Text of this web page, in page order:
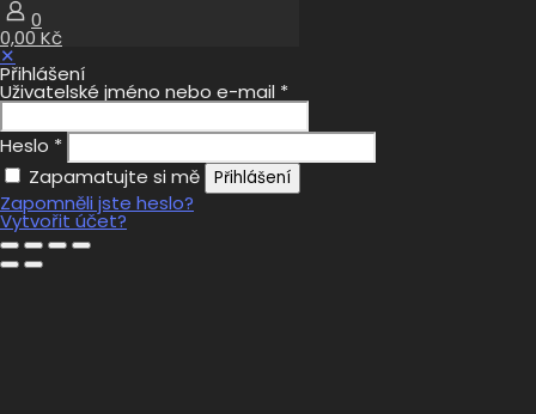
0
0,00 Kč
✕
Přihlášení
Uživatelské jméno nebo e-mail *
Heslo *
Zapamatujte si mě
Přihlášení
Zapomněli jste heslo?
Vytvořit účet?